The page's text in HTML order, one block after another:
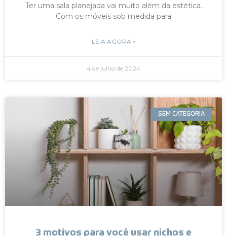
Ter uma sala planejada vai muito além da estética.
Com os móveis sob medida para
LEIA AGORA »
4 de julho de 2024
SEM CATEGORIA
3 motivos para você usar nichos e